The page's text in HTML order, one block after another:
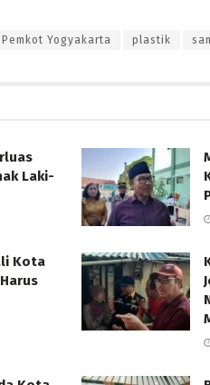
Pemkot Yogyakarta plastik
Laki-
Kota